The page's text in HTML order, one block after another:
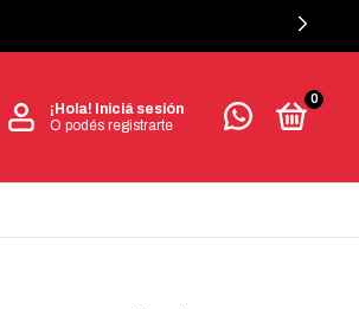
¡Hola! Iniciá sesión
O podés registrarte
0